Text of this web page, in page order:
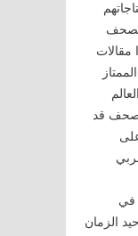
مقالات
قد
في
الزمان